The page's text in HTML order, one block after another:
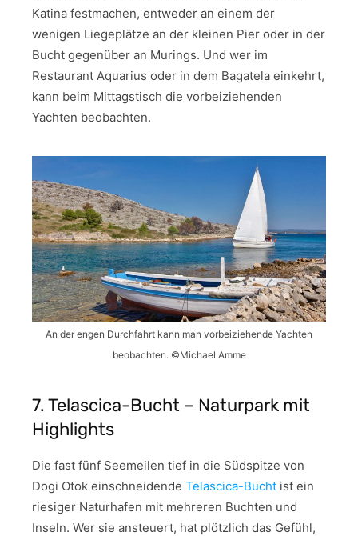
Katina festmachen, entweder an einem der
wenigen Liegeplätze an der kleinen Pier oder in der
Bucht gegenüber an Murings. Und wer im
Restaurant Aquarius oder in dem Bagatela einkehrt,
kann beim Mittagstisch die vorbeiziehenden
Yachten beobachten.
An der engen Durchfahrt kann man vorbeiziehende Yachten
beobachten. ©Michael Amme
7. Telascica-Bucht – Naturpark mit
Highlights
Die fast fünf Seemeilen tief in die Südspitze von
Dogi Otok einschneidende Telascica-Bucht ist ein
riesiger Naturhafen mit mehreren Buchten und
Inseln. Wer sie ansteuert, hat plötzlich das Gefühl,